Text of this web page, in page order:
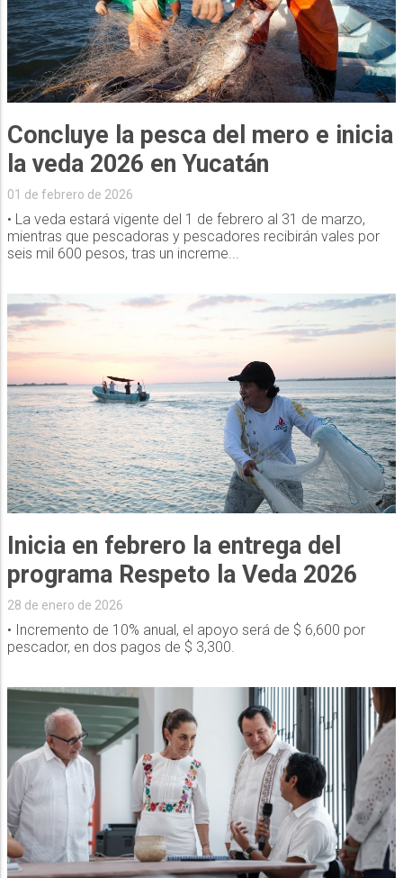
Concluye la pesca del mero e inicia
la veda 2026 en Yucatán
01 de febrero de 2026
• La veda estará vigente del 1 de febrero al 31 de marzo,
mientras que pescadoras y pescadores recibirán vales por
seis mil 600 pesos, tras un increme...
Inicia en febrero la entrega del
programa Respeto la Veda 2026
28 de enero de 2026
• Incremento de 10% anual, el apoyo será de $ 6,600 por
pescador, en dos pagos de $ 3,300.